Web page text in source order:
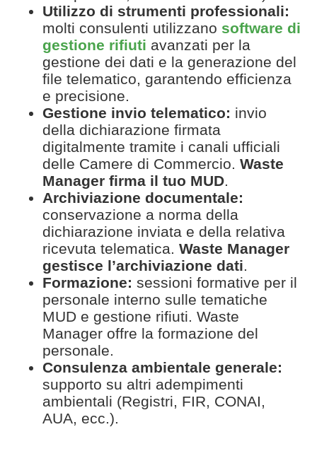
Utilizzo di strumenti professionali:
molti consulenti utilizzano software di
gestione rifiuti avanzati per la
gestione dei dati e la generazione del
file telematico, garantendo efficienza
e precisione.
Gestione invio telematico: invio
della dichiarazione firmata
digitalmente tramite i canali ufficiali
delle Camere di Commercio. Waste
Manager firma il tuo MUD
Archiviazione documentale:
conservazione a norma della
dichiarazione inviata e della relativa
ricevuta telematica. Waste Manager
gestisce l’archiviazione dati
Formazione: sessioni formative per il
personale interno sulle tematiche
MUD e gestione rifiuti. Waste
Manager offre la formazione del
personale.
Consulenza ambientale generale:
supporto su altri adempimenti
ambientali (Registri, FIR, CONAI,
AUA, ecc.).